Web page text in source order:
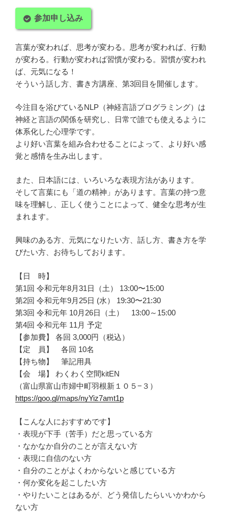
参加申し込み
言葉が変われば、思考が変わる。思考が変われば、行動
が変わる。行動が変われば習慣が変わる。習慣が変われ
ば、元気になる！
そういう話し方、書き方講座、第3回目を開催します。
今注目を浴びているNLP（神経言語プログラミング）は
神経と言語の関係を研究し、日常で誰でも使えるように
体系化した心理学です。
より好い言葉を組み合わせることによって、より好い感
覚と感情を生み出します。
また、日本語には、いろいろな表現方法があります。
そして言葉にも「道の精神」があります。言葉の持つ意
味を理解し、正しく使うことによって、健全な思考が生
まれます。
興味のある方、元気になりたい方、話し方、書き方を学
びたい方、お待ちしております。
【日 時】
第1回 令和元年8月31日（土） 13:00〜15:00
第2回 令和元年9月25日 (水） 19:30〜21:30
第3回 令和元年 10月26日（土） 13:00～15:00
第4回 令和元年 11月 予定
【参加費】 各回 3,000円（税込）
【定 員】 各回 10名
【持ち物】 筆記用具
【会 場】 わくわく空間kitEN
（富山県富山市婦中町羽根新１０５−３）
https://goo.gl/maps/nyYiz7amt1p
【こんな人におすすめです】
・表現が下手（苦手）だと思っている方
・なかなか自分のことが言えない方
・表現に自信のない方
・自分のことがよくわからないと感じている方
・何か変化を起こしたい方
・やりたいことはあるが、どう発信したらいいかわから
ない方